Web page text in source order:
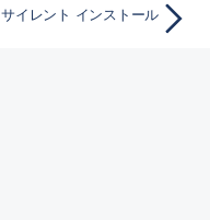
サイレント インストール